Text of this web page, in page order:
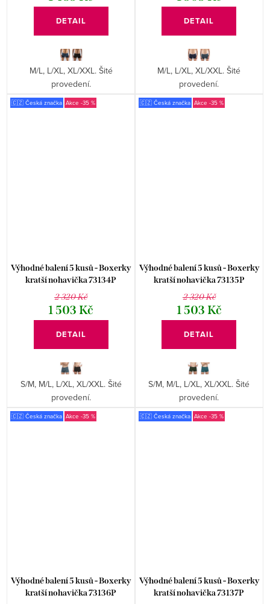
DETAIL
M/L, L/XL, XL/XXL. Šité
provedení.
DETAIL
M/L, L/XL, XL/XXL. Šité
provedení.
🇨🇿 Česká značka -35 %
Výhodné balení 5 kusů - Boxerky
kratší nohavička 73134P
2 320 Kč
1 503 Kč
DETAIL
S/M, M/L, L/XL, XL/XXL. Šité
provedení.
🇨🇿 Česká značka -35 %
Výhodné balení 5 kusů - Boxerky
kratší nohavička 73135P
2 320 Kč
1 503 Kč
DETAIL
S/M, M/L, L/XL, XL/XXL. Šité
provedení.
🇨🇿 Česká značka -35 %
Výhodné balení 5 kusů - Boxerky
kratší nohavička 73136P
🇨🇿 Česká značka -35 %
Výhodné balení 5 kusů - Boxerky
kratší nohavička 73137P